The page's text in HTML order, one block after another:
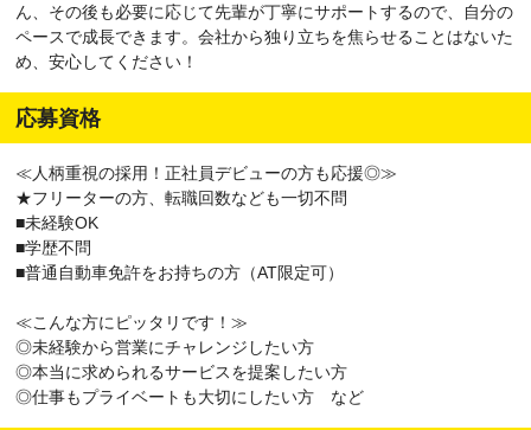
ん、その後も必要に応じて先輩が丁寧にサポートするので、自分の
ペースで成長できます。会社から独り立ちを焦らせることはないた
め、安心してください！
応募資格
≪人柄重視の採用！正社員デビューの方も応援◎≫
★フリーターの方、転職回数なども一切不問
■未経験OK
■学歴不問
■普通自動車免許をお持ちの方（AT限定可）
≪こんな方にピッタリです！≫
◎未経験から営業にチャレンジしたい方
◎本当に求められるサービスを提案したい方
◎仕事もプライベートも大切にしたい方 など